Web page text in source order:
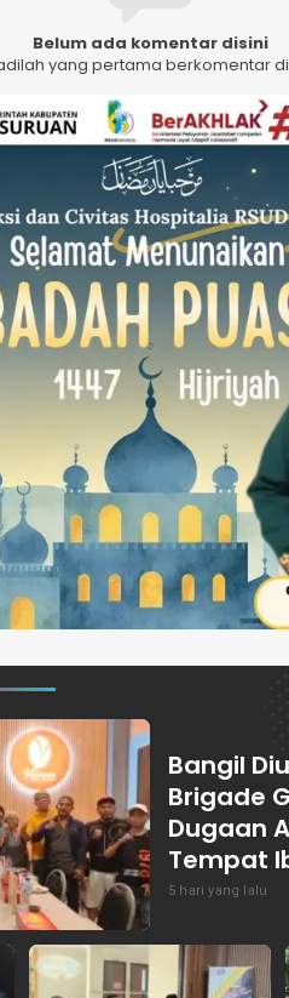
Belum ada komentar disini
yang pertama berkomentar
Bangil
Brigade
Dugaan
Tempat
5 hari yang lalu